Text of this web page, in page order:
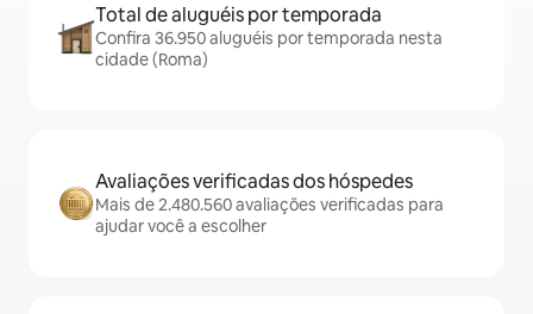
Total de aluguéis por temporada
Confira 36.950 aluguéis por temporada nesta
cidade (Roma)
Avaliações verificadas dos hóspedes
Mais de 2.480.560 avaliações verificadas para
ajudar você a escolher